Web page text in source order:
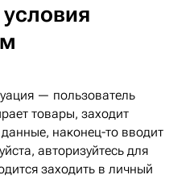
— пользователь
товары, заходит
наконец-то вводит
авторизуйтесь для
заходить в личный